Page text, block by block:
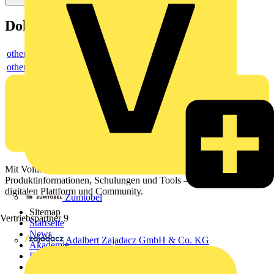
Zumtobel
Vertriebspartner 9
Adalbert Zajadacz GmbH & Co. KG
Dokumente
others
others
Mit Voltimum erhalten Elektrofachkräfte Zugang zu Branchennews,
Produktinformationen, Schulungen und Tools – alles auf einer
digitalen Plattform und Community.
Sitemap
Startseite
News
Akademie
Produktsuche